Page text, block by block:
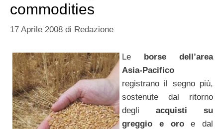
commodities
17 Aprile 2008 di Redazione
Le borse dell’area
Asia-Pacifico
registrano il segno più,
sostenute dal ritorno
degli acquisti su
greggio e oroe dal